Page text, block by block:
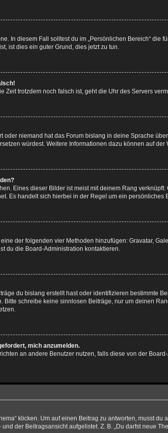
In diesem Fall solltest du im „Persönlichen Bereich“
ist dies ein guter Grund, dies jetzt zu tun.
trotzdem noch falsch ist, geht die Uhr des Servers
niemand hat das Forum bislang in deine Sprache
würdest. Weitere Informationen dazu können auf der
Eines dieser Bilder ist meist mit deinem Rang
Es handelt sich hierbei in der Regel um ein
der folgenden vier Methoden hinzufügen: Gravatar,
du die Board-Administration kontaktieren.
du bislang erstellt hast oder identifizieren bestimmte
schreibe keine sinnlosen Beiträge, nur um deinen
mich anzumelden.
an andere Benutzer nutzen, falls diese von der
klicken. Um auf einen Beitrag zu antworten, musst
der Beitragsansicht aufgelistet. Z. B. „Du darfst neue